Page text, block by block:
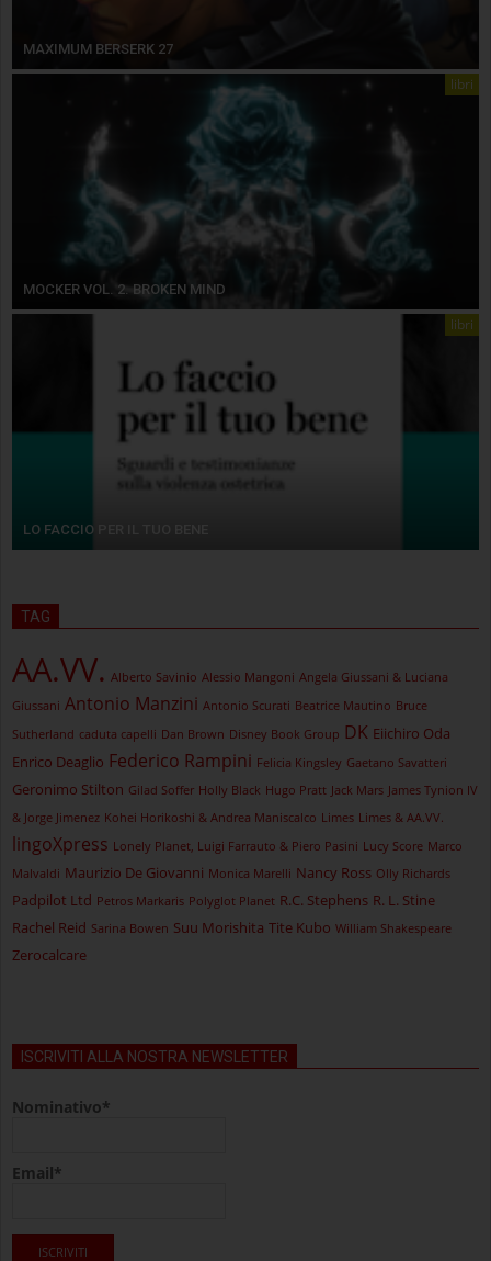
MAXIMUM BERSERK 27
libri
MOCKER VOL. 2. BROKEN MIND
libri
LO FACCIO PER IL TUO BENE
TAG
AA.VV. Alberto Savinio Alessio Mangoni Angela Giussani & Luciana
Giussani Antonio Manzini Antonio Scurati Beatrice Mautino Bruce
Sutherland caduta capelli Dan Brown Disney Book Group DK Eiichiro Oda
Enrico Deaglio Federico Rampini Felicia Kingsley Gaetano Savatteri
Geronimo Stilton Gilad Soffer Holly Black Hugo Pratt Jack Mars James Tynion IV
& Jorge Jimenez Kohei Horikoshi & Andrea Maniscalco Limes Limes & AA.VV.
lingoXpress Lonely Planet, Luigi Farrauto & Piero Pasini Lucy Score Marco
Malvaldi Maurizio De Giovanni Monica Marelli Nancy Ross Olly Richards
Padpilot Ltd Petros Markaris Polyglot Planet R.C. Stephens R. L. Stine
Rachel Reid Sarina Bowen Suu Morishita Tite Kubo William Shakespeare
Zerocalcare
ISCRIVITI ALLA NOSTRA NEWSLETTER
Nominativo*
Email*